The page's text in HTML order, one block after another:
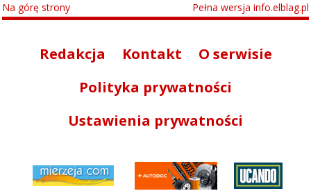
Na górę strony Pełna wersja info.elblag.pl
Redakcja Kontakt
O serwisie
Polityka prywatności
Ustawienia prywatności